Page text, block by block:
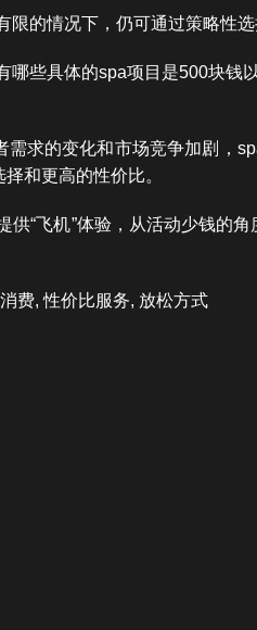
的情况下，仍可通过策略性
哪些具体的spa项目是500块
需求的变化和市场竞争加剧，
和更高的性价比。
“飞机”体验，从活动少钱的
费, 性价比服务, 放松方式